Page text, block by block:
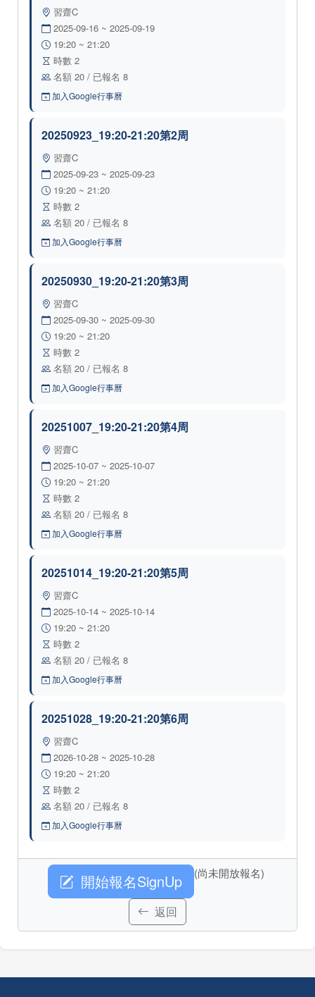
習齋C
2025-09-16 ~ 2025-09-19
19:20 ~ 21:20
時數 2
名額 20 / 已報名 8
加入Google行事曆
20250923_19:20-21:20第2周
習齋C
2025-09-23 ~ 2025-09-23
19:20 ~ 21:20
時數 2
名額 20 / 已報名 8
加入Google行事曆
20250930_19:20-21:20第3周
習齋C
2025-09-30 ~ 2025-09-30
19:20 ~ 21:20
時數 2
名額 20 / 已報名 8
加入Google行事曆
20251007_19:20-21:20第4周
習齋C
2025-10-07 ~ 2025-10-07
19:20 ~ 21:20
時數 2
名額 20 / 已報名 8
加入Google行事曆
20251014_19:20-21:20第5周
習齋C
2025-10-14 ~ 2025-10-14
19:20 ~ 21:20
時數 2
名額 20 / 已報名 8
加入Google行事曆
20251028_19:20-21:20第6周
習齋C
2026-10-28 ~ 2025-10-28
19:20 ~ 21:20
時數 2
名額 20 / 已報名 8
加入Google行事曆
開始報名SignUp (尚未開放報名)
返回